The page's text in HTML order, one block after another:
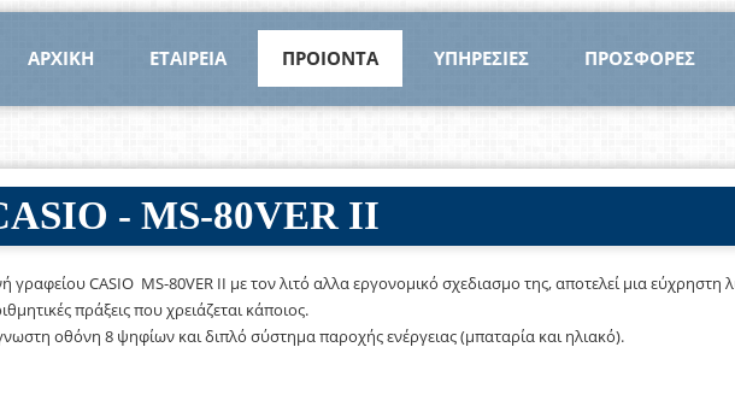
- MS-80VER ΙΙ
CASIO MS-80VER ΙΙ με τον λιτό αλλα εργονομικό σχεδιασμο της, αποτελεί μια εύχρηστη
πράξεις που χρειάζεται κάποιος.
οθόνη 8 ψηφίων και διπλό σύστημα παροχής ενέργειας (μπαταρία και ηλιακό).
ΑΡΧΙΚΗ ΕΤΑΙΡΕΙΑ ΠΡΟΙΟΝΤΑ ΥΠΗΡΕΣΙΕΣ ΠΡΟΣΦΟΡΕΣ